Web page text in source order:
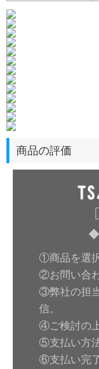
商品の評価
◆
①商品を選択
②お問い合
③弊社の担
信。
④ご検討の
⑤支払い方
⑥支払い完